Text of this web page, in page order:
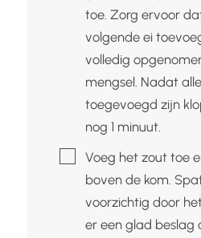
toe. Zorg ervoor
volgende ei
volledig
mengsel. Nadat
toegevoegd zijn
nog 1 minuut.
▢Voeg het zout toe
boven de kom.
voorzichtig door
er een glad beslag